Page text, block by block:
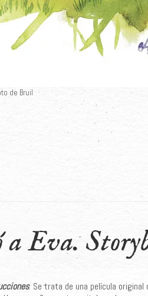
de Bruil
a Eva.
. Se trata de una película original